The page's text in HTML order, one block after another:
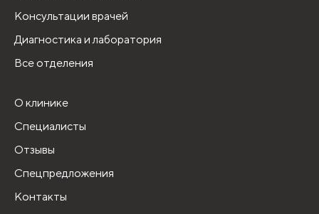
Консультации врачей
Диагностика и лаборатория
Все отделения
О клинике
Специалисты
Отзывы
Спецпредложения
Контакты